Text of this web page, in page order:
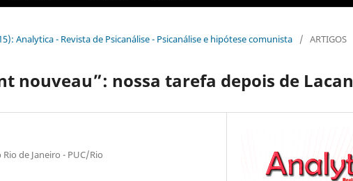
Analytica - Revista de Psicanálise - Psicanálise e hipótese comunista / ARTIGOS
nouveau”: nossa tarefa depois de Lacan
de Janeiro - PUC/Rio